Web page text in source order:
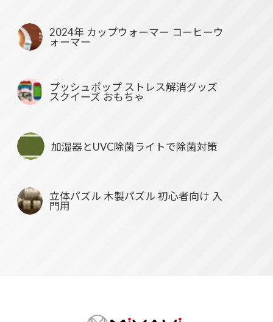
2024年 カップウォーマー コーヒーウ
ォーマー
プッシュポップ ストレス解消グッズ
スクイーズ おもちゃ
加湿器とUVC除菌ライトで除菌対策
立体パズル 木製パズル 初心者向け 入
門用